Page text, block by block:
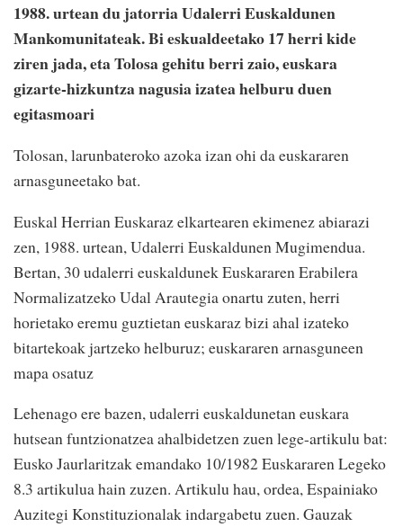
1988. urtean du jatorria Udalerri Euskaldunen
Mankomunitateak. Bi eskualdeetako 17 herri kide
ziren jada, eta Tolosa gehitu berri zaio, euskara
gizarte-hizkuntza nagusia izatea helburu duen
egitasmoari
Tolosan, larunbateroko azoka izan ohi da euskararen
arnasguneetako bat.
Euskal Herrian Euskaraz elkartearen ekimenez abiarazi
zen, 1988. urtean, Udalerri Euskaldunen Mugimendua.
Bertan, 30 udalerri euskaldunek Euskararen Erabilera
Normalizatzeko Udal Arautegia onartu zuten, herri
horietako eremu guztietan euskaraz bizi ahal izateko
bitartekoak jartzeko helburuz; euskararen arnasguneen
mapa osatuz
Lehenago ere bazen, udalerri euskaldunetan euskara
hutsean funtzionatzea ahalbidetzen zuen lege-artikulu bat:
Eusko Jaurlaritzak emandako 10/1982 Euskararen Legeko
8.3 artikulua hain zuzen. Artikulu hau, ordea, Espainiako
Auzitegi Konstituzionalak indargabetu zuen. Gauzak